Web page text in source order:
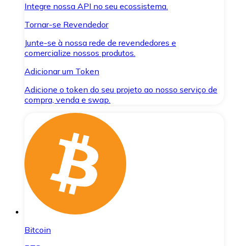
Integre nossa API no seu ecossistema.
Tornar-se Revendedor
Junte-se à nossa rede de revendedores e
comercialize nossos produtos.
Adicionar um Token
Adicione o token do seu projeto ao nosso serviço de
compra, venda e swap.
Bitcoin